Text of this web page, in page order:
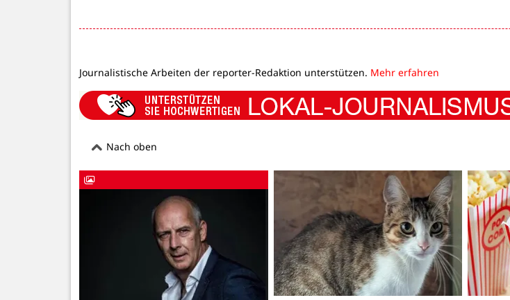
Journalistische Arbeiten der reporter-Redaktion unterstützen. Mehr erfahren
Nach oben